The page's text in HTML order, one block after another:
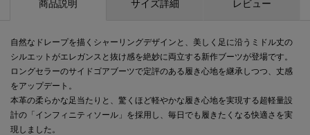
商品説明 サイズ詳細 レビュー
自然なドレープを描くシャーリングデザインと、美しく足に沿うミドル丈の
シルエットがエレガンスと抜け感を絶妙に両立する新作ブーツが登場です。
ロングセラーのサイドゴアブーツで定評のある履き心地を継承しつつ、丈感
をアップデート。
本革の柔らかな足当たりと、驚くほど軽やかな履き心地を実現する超軽量設
計の「インフィニティソール」を採用し、毎日でも履きたくなる快適さを実
現しました。